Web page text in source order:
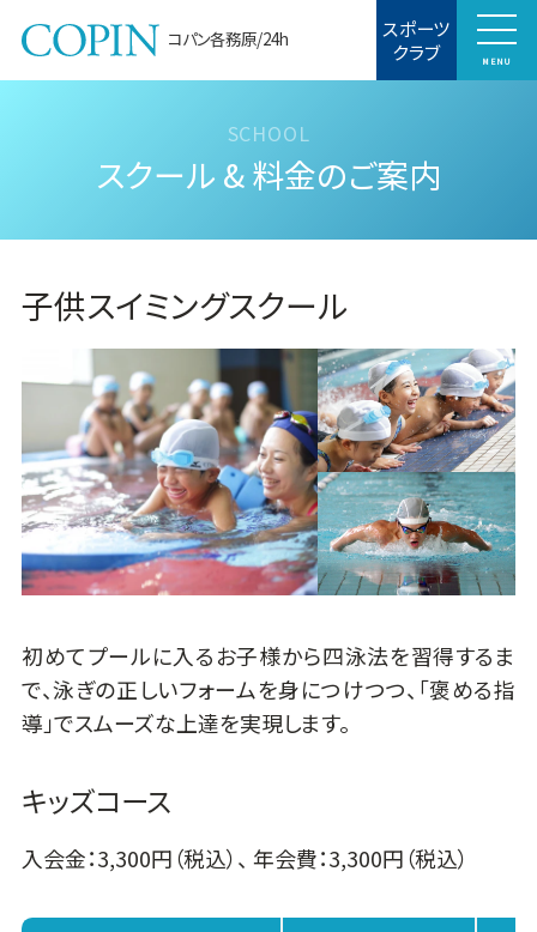
コパン各務原/24h スポーツ
クラブ MENU
スクール & 料金のご案内
子供スイミングスクール
初めてプールに入るお子様から四泳法を習得するま
で、泳ぎの正しいフォームを身につけつつ、「褒める指
導」でスムーズな上達を実現します。
キッズコース
入会金：3,300円（税込）、 年会費：3,300円（税込）